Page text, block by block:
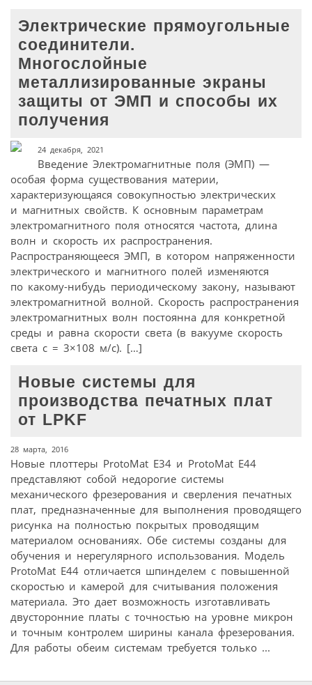
Электрические прямоугольные
соединители.
Многослойные
металлизированные экраны
защиты от ЭМП и способы их
получения
24 декабря, 2021
Введение Электромагнитные поля (ЭМП) —
особая форма существования материи,
характеризующаяся совокупностью электрических
и магнитных свойств. К основным параметрам
электромагнитного поля относятся частота, длина
волн и скорость их распространения.
Распространяющееся ЭМП, в котором напряженности
электрического и магнитного полей изменяются
по какому-нибудь периодическому закону, называют
электромагнитной волной. Скорость распространения
электромагнитных волн постоянна для конкретной
среды и равна скорости света (в вакууме скорость
света c = 3×108 м/с). […]
Новые системы для
производства печатных плат
от LPKF
28 марта, 2016
Новые плоттеры ProtoMat E34 и ProtoMat E44
представляют собой недорогие системы
механического фрезерования и сверления печатных
плат, предназначенные для выполнения проводящего
рисунка на полностью покрытых проводящим
материалом основаниях. Обе системы созданы для
обучения и нерегулярного использования. Модель
ProtoMat E44 отличается шпинделем с повышенной
скоростью и камерой для считывания положения
материала. Это дает возможность изготавливать
двусторонние платы с точностью на уровне микрон
и точным контролем ширины канала фрезерования.
Для работы обеим системам требуется только ...